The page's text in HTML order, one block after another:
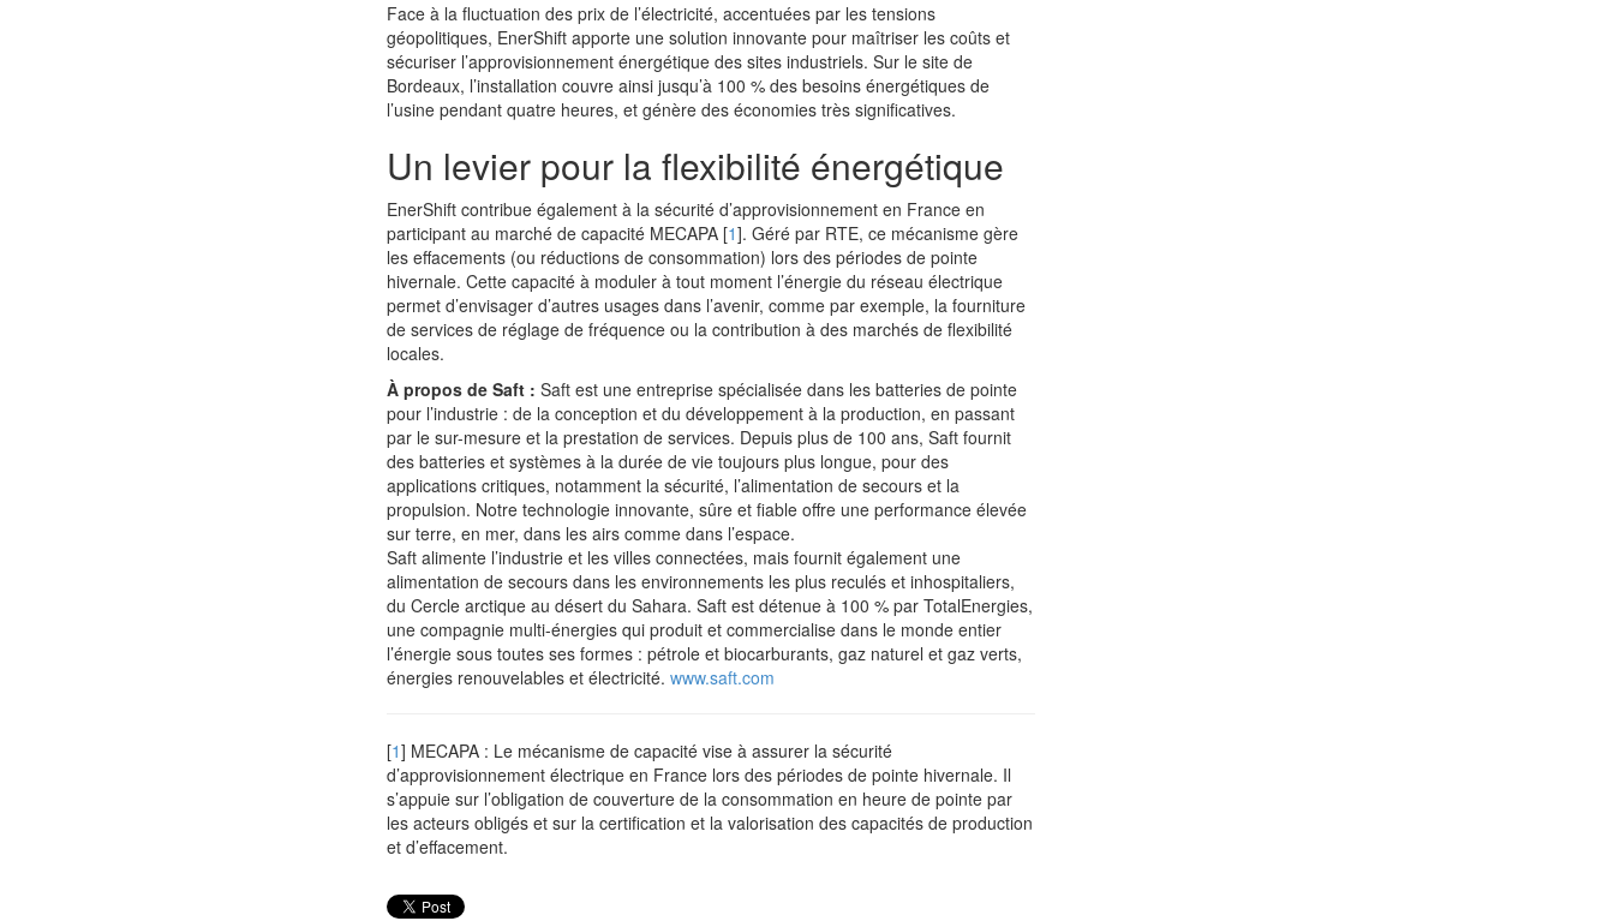
Face à la fluctuation des prix de l’électricité, accentuées par les tensions
géopolitiques, EnerShift apporte une solution innovante pour maîtriser les coûts et
sécuriser l’approvisionnement énergétique des sites industriels. Sur le site de
Bordeaux, l’installation couvre ainsi jusqu’à 100 % des besoins énergétiques de
l’usine pendant quatre heures, et génère des économies très significatives.
Un levier pour la flexibilité énergétique
EnerShift contribue également à la sécurité d’approvisionnement en France en
participant au marché de capacité MECAPA [1]. Géré par RTE, ce mécanisme gère
les effacements (ou réductions de consommation) lors des périodes de pointe
hivernale. Cette capacité à moduler à tout moment l’énergie du réseau électrique
permet d’envisager d’autres usages dans l’avenir, comme par exemple, la fourniture
de services de réglage de fréquence ou la contribution à des marchés de flexibilité
locales.
À propos de Saft : Saft est une entreprise spécialisée dans les batteries de pointe
pour l’industrie : de la conception et du développement à la production, en passant
par le sur-mesure et la prestation de services. Depuis plus de 100 ans, Saft fournit
des batteries et systèmes à la durée de vie toujours plus longue, pour des
applications critiques, notamment la sécurité, l’alimentation de secours et la
propulsion. Notre technologie innovante, sûre et fiable offre une performance élevée
sur terre, en mer, dans les airs comme dans l’espace.
Saft alimente l’industrie et les villes connectées, mais fournit également une
alimentation de secours dans les environnements les plus reculés et inhospitaliers,
du Cercle arctique au désert du Sahara. Saft est détenue à 100 % par TotalEnergies,
une compagnie multi-énergies qui produit et commercialise dans le monde entier
l’énergie sous toutes ses formes : pétrole et biocarburants, gaz naturel et gaz verts,
énergies renouvelables et électricité. www.saft.com
[1] MECAPA : Le mécanisme de capacité vise à assurer la sécurité
d’approvisionnement électrique en France lors des périodes de pointe hivernale. Il
s’appuie sur l’obligation de couverture de la consommation en heure de pointe par
les acteurs obligés et sur la certification et la valorisation des capacités de production
et d’effacement.